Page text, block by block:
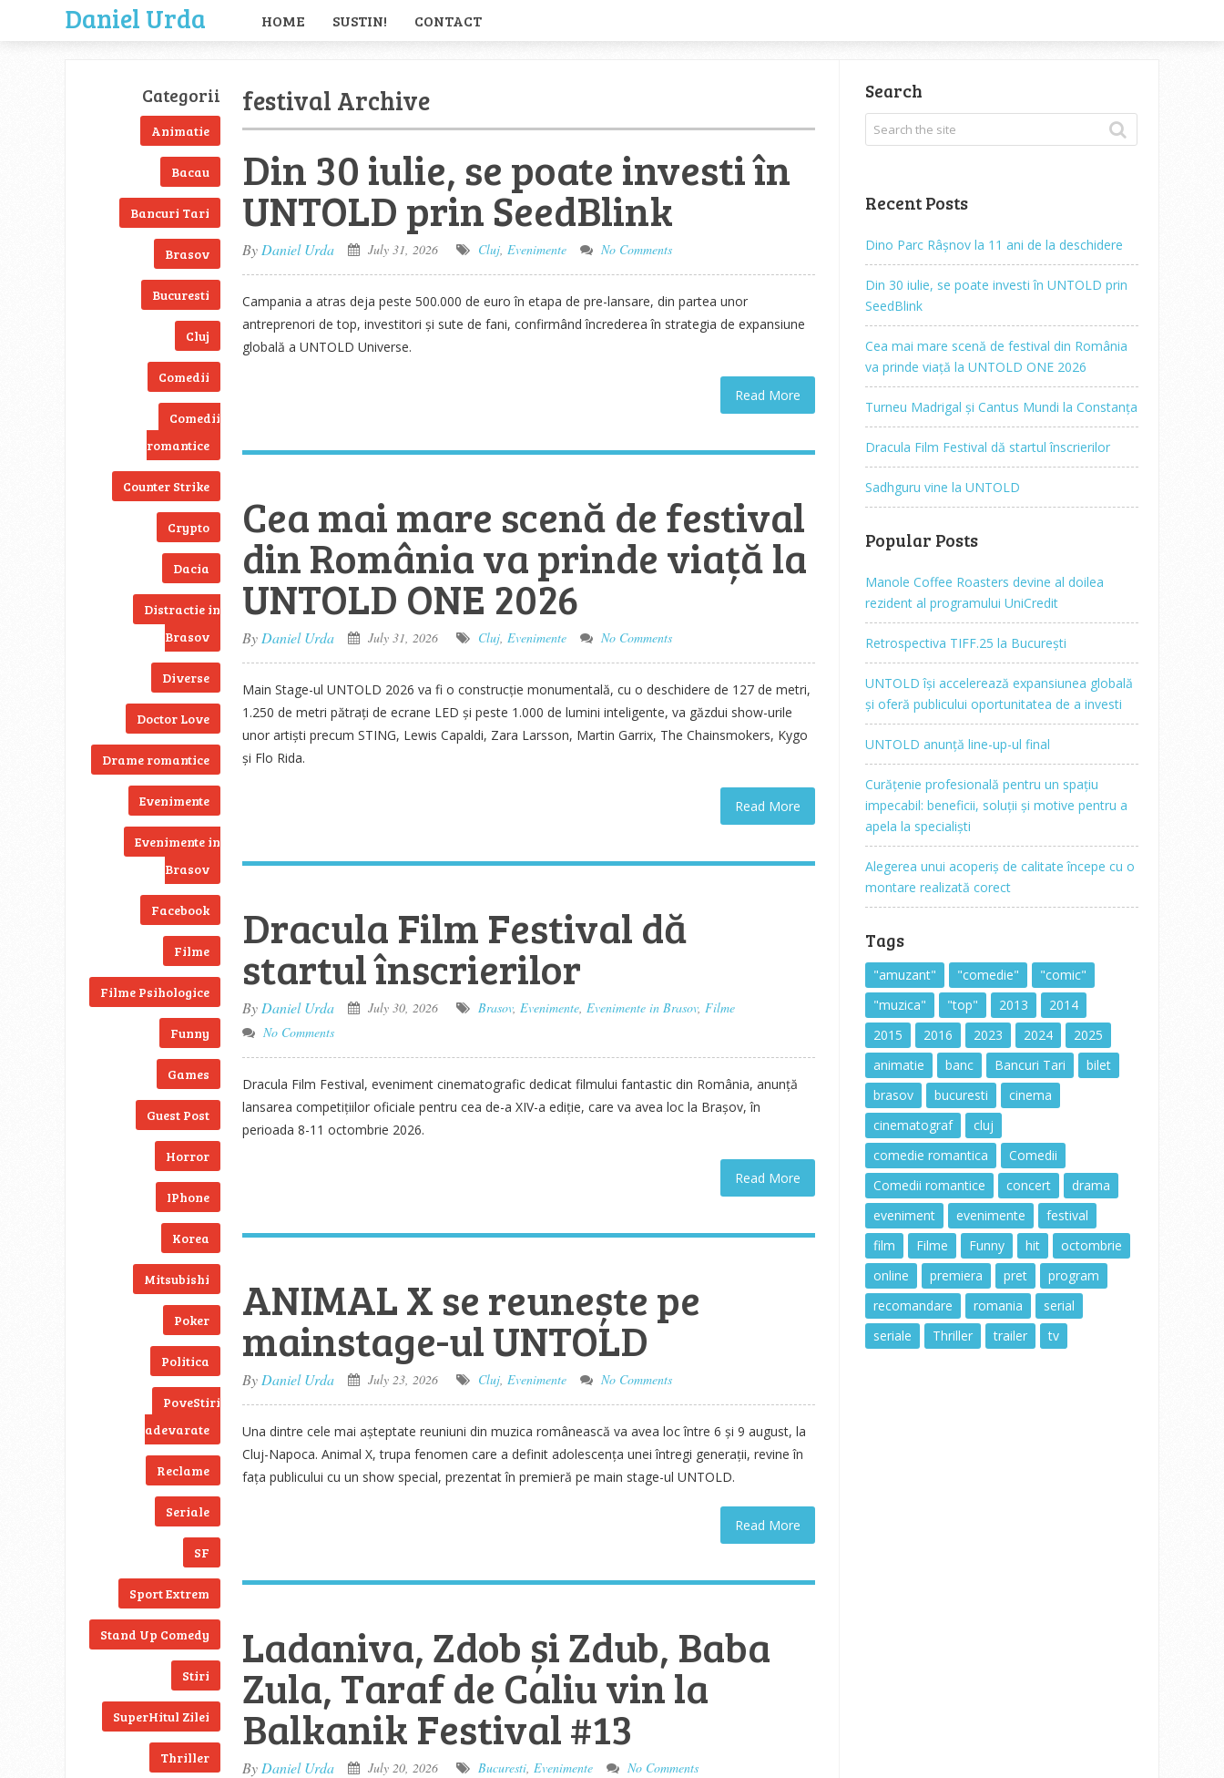
Daniel Urda HOME SUSTIN! CONTACT
Categorii
Animatie
Bacau
Bancuri Tari
Brasov
Bucuresti
Cluj
Comedii
Comedii
romantice
Counter Strike
Crypto
Dacia
Distractie in
Brasov
Diverse
Doctor Love
Drame romantice
Evenimente
Evenimente in
Brasov
Facebook
Filme
Filme Psihologice
Funny
Games
Guest Post
Horror
IPhone
Korea
Mitsubishi
Poker
Politica
PoveStiri
adevarate
Reclame
Seriale
SF
Sport Extrem
Stand Up Comedy
Stiri
SuperHitul Zilei
Thriller
festival Archive
Din 30 iulie, se poate investi în
UNTOLD prin SeedBlink
By Daniel Urda July 31, 2026 Cluj, Evenimente No Comments
Campania a atras deja peste 500.000 de euro în etapa de pre-lansare, din partea unor
antreprenori de top, investitori și sute de fani, confirmând încrederea în strategia de expansiune
globală a UNTOLD Universe.
Read More
Cea mai mare scenă de festival
din România va prinde viață la
UNTOLD ONE 2026
By Daniel Urda July 31, 2026 Cluj, Evenimente No Comments
Main Stage-ul UNTOLD 2026 va fi o construcție monumentală, cu o deschidere de 127 de metri,
1.250 de metri pătrați de ecrane LED și peste 1.000 de lumini inteligente, va găzdui show-urile
unor artiști precum STING, Lewis Capaldi, Zara Larsson, Martin Garrix, The Chainsmokers, Kygo
și Flo Rida.
Read More
Dracula Film Festival dă
startul înscrierilor
By Daniel Urda July 30, 2026 Brasov, Evenimente, Evenimente in Brasov, Filme
No Comments
Dracula Film Festival, eveniment cinematografic dedicat filmului fantastic din România, anunță
lansarea competițiilor oficiale pentru cea de-a XIV-a ediție, care va avea loc la Brașov, în
perioada 8-11 octombrie 2026.
Read More
ANIMAL X se reunește pe
mainstage-ul UNTOLD
By Daniel Urda July 23, 2026 Cluj, Evenimente No Comments
Una dintre cele mai așteptate reuniuni din muzica românească va avea loc între 6 și 9 august, la
Cluj-Napoca. Animal X, trupa fenomen care a definit adolescența unei întregi generații, revine în
fața publicului cu un show special, prezentat în premieră pe main stage-ul UNTOLD.
Read More
Ladaniva, Zdob și Zdub, Baba
Zula, Taraf de Caliu vin la
Balkanik Festival #13
By Daniel Urda July 20, 2026 Bucuresti, Evenimente No Comments
Search
Recent Posts
Dino Parc Râșnov la 11 ani de la deschidere
Din 30 iulie, se poate investi în UNTOLD prin
SeedBlink
Cea mai mare scenă de festival din România
va prinde viață la UNTOLD ONE 2026
Turneu Madrigal și Cantus Mundi la Constanța
Dracula Film Festival dă startul înscrierilor
Sadhguru vine la UNTOLD
Popular Posts
Manole Coffee Roasters devine al doilea
rezident al programului UniCredit
Retrospectiva TIFF.25 la București
UNTOLD își accelerează expansiunea globală
și oferă publicului oportunitatea de a investi
UNTOLD anunță line-up-ul final
Curățenie profesională pentru un spațiu
impecabil: beneficii, soluții și motive pentru a
apela la specialiști
Alegerea unui acoperiș de calitate începe cu o
montare realizată corect
Tags
"amuzant" "comedie"
"comic"
"muzica"
"top" 2013
2014
2015
2016 2023 2024
2025
animatie
banc Bancuri Tari
bilet
brasov
bucuresti
cinema
cinematograf
cluj
comedie romantica
Comedii
Comedii romantice
concert
drama
eveniment
evenimente
festival
film
Filme Funny hit
octombrie
online
premiera pret
program
recomandare
romania
serial
seriale
Thriller trailer tv